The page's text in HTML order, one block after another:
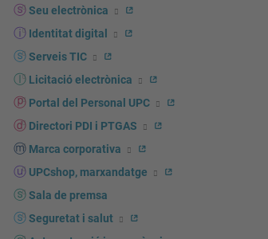
Seu electrònica
Identitat digital
Serveis TIC
Licitació electrònica
Portal del Personal UPC
Directori PDI i PTGAS
Marca corporativa
UPCshop, marxandatge
Sala de premsa
Seguretat i salut